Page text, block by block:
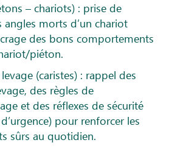
– chariots) : prise de
angles morts d’un chariot
des bons comportements
piéton.
(caristes) : rappel des
des règles de
et des réflexes de sécurité
pour renforcer les
sûrs au quotidien.